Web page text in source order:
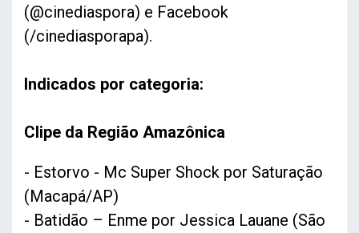
(@cinediaspora) e Facebook
(/cinediasporapa).
Indicados por categoria:
Clipe da Região Amazônica
- Estorvo - Mc Super Shock por Saturação
(Macapá/AP)
- Batidão – Enme por Jessica Lauane (São